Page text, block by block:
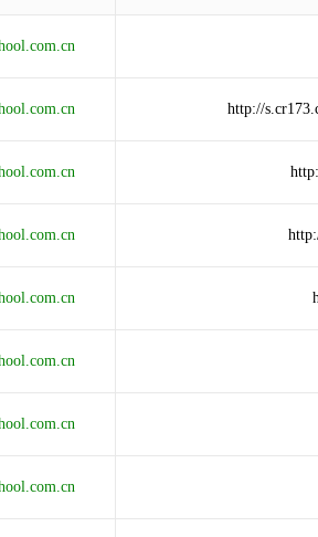
http://